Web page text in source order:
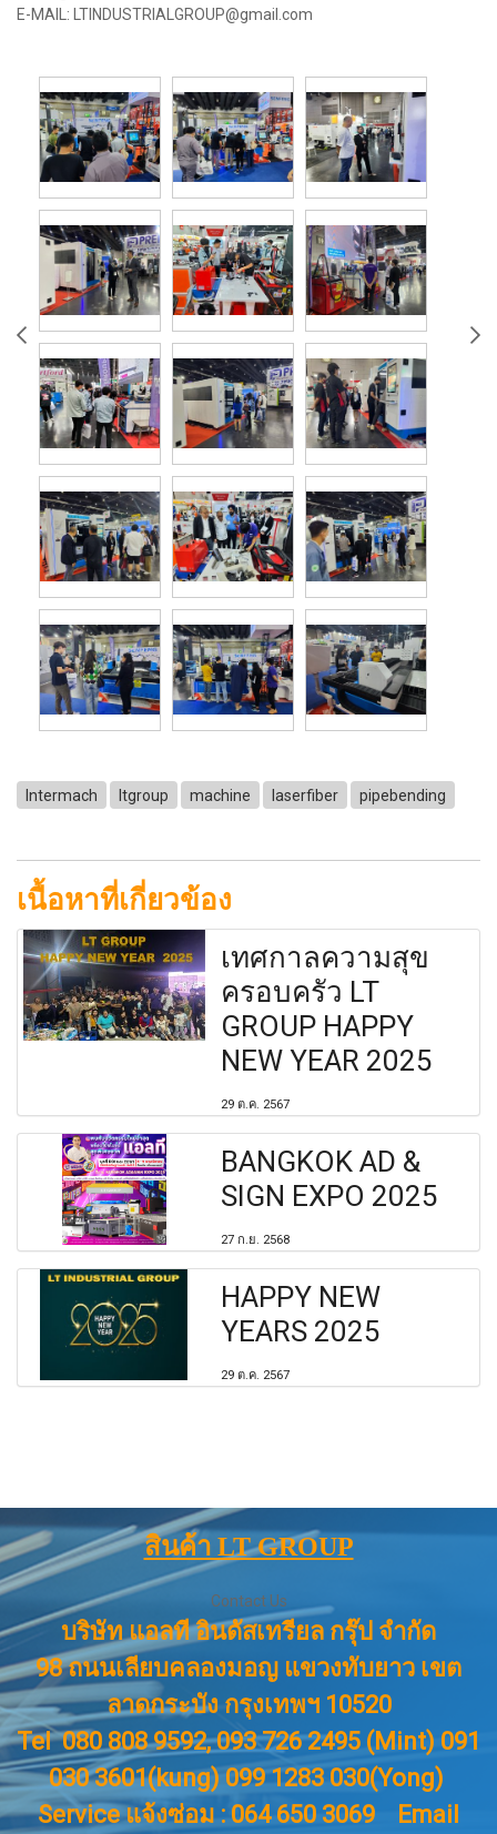
E-MAIL: LTINDUSTRIALGROUP@gmail.com
Intermach ltgroup machine laserfiber pipebending
เนื้อหาที่เกี่ยวข้อง
เทศกาลความสุข
ครอบครัว LT
GROUP HAPPY
NEW YEAR 2025
29 ต.ค. 2567
BANGKOK AD &
SIGN EXPO 2025
27 ก.ย. 2568
HAPPY NEW
YEARS 2025
29 ต.ค. 2567
สินค้า LT GROUP
Contact Us
บริษัท แอลที อินดัสเทรียล กรุ๊ป จำกัด
98 ถนนเลียบคลองมอญ แขวงทับยาว เขต
ลาดกระบัง กรุงเทพฯ 10520
Tel 080 808 9592, 093 726 2495 (Mint) 091
030 3601(kung) 099 1283 030(Yong)
Service แจ้งซ่อม : 064 650 3069
Email